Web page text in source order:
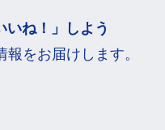
いね！」しよう
をお届けします。